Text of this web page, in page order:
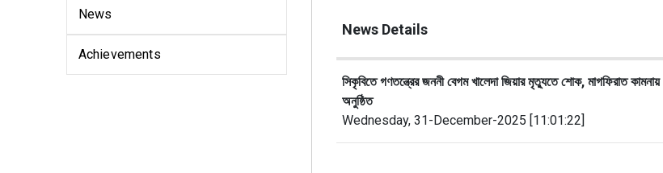
News
Achievements
News Details
সিকৃবিতে গণতন্ত্রের জননী বেগম খালেদা জিয়ার মৃত্যুতে শোক, মাগফিরাত
অনুষ্ঠিত
Wednesday, 31-December-2025 [11:01:22]